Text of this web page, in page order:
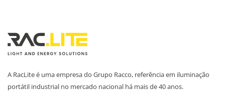
A RacLite é uma empresa do Grupo Racco, referência em iluminação
portátil industrial no mercado nacional há mais de 40 anos.